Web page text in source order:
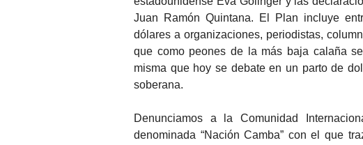
Juan Ramón Quintana. El Plan incluye
dólares a organizaciones, periodistas,
que como peones de la más baja calaña
misma que hoy se debate en un parto de
soberana.
Denunciamos a la Comunidad
denominada “Nación Camba” con el que